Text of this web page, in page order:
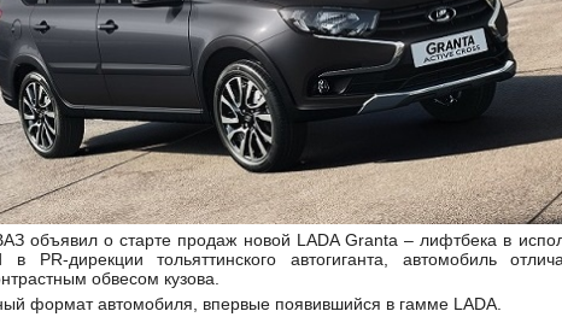
объявил о старте продаж новой LADA Granta – лифтбека в
PR-дирекции тольяттинского автогиганта, автомобиль
обвесом кузова.
формат автомобиля, впервые появившийся в гамме LADA.